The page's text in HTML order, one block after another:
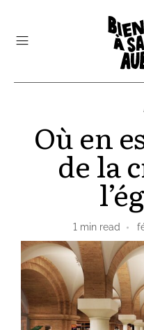
Où en
de la
1 min read